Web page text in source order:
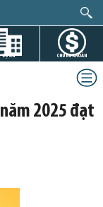
DỰ ÁN CHỨNG KHOÁN
2025 đạt